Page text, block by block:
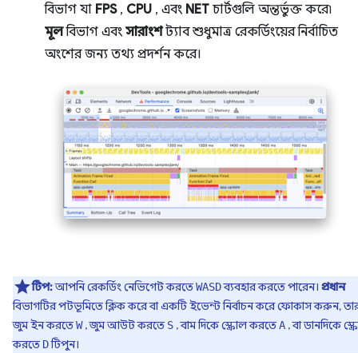
বিভাগ যা FPS, CPU , এবং NET চার্টগুলি অন্তর্ভুক্ত করে৷
মূলবিভাগ এবং সারাংশট্যাব শুধুমাত্র রেকর্ডিংয়ের নির্বাচিত
অংশের জন্য তথ্য প্রদর্শন করে।
টিপ:আপনি রেকর্ডিং নেভিগেট করতেWASDব্যবহার করতে পারেন। প্রধান
বিভাগটির পটভূমিতে ক্লিক করে বা একটি ইভেন্ট নির্বাচন করে ফোকাস করুন,
জুম ইন করতেW, জুম আউট করতে S , বাম দিকে স্ক্রোল করতেA , বা ডানদিকে
করতে Dটিপুন।